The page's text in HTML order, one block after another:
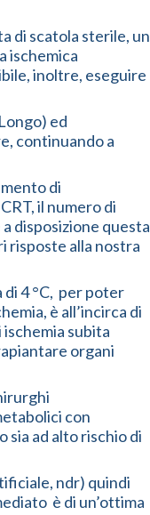
di scatola sterile, un
ischemica
inoltre, eseguire
ed
continuando a
di
il numero di
disposizione questa
risposte alla nostra
4 °C, per poter
è all’incirca di
subita
organi
con
sia ad alto rischio di
ndr) quindi
è di un’ottima